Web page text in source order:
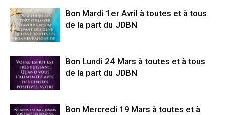
Bon Mardi 1er Avril à toutes et à tous
de la part du JDBN
Bon Lundi 24 Mars à toutes et à tous
de la part du JDBN
Bon Mercredi 19 Mars à toutes et à